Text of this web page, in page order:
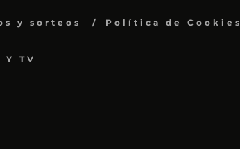
y sorteos
Política de Cookies
TV